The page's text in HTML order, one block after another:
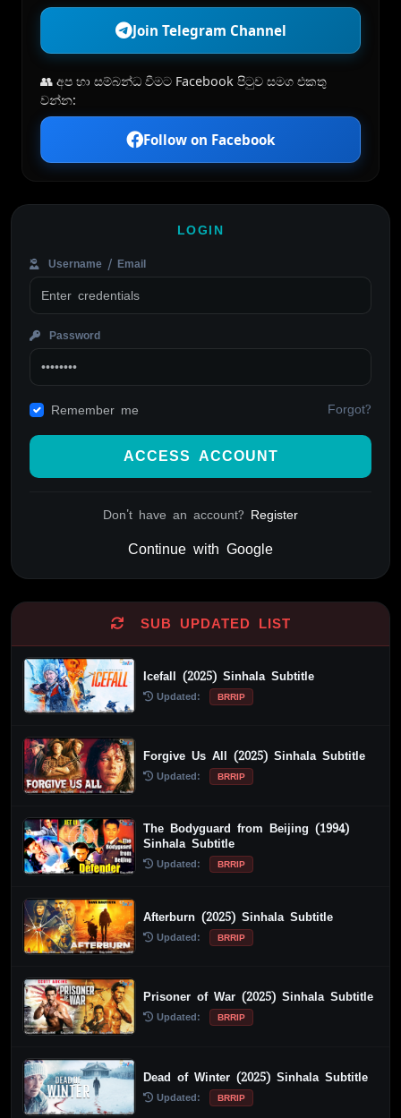
Join Telegram Channel
👥 අප හා සම්බන්ධ වීමට Facebook පිටුව සමග එකතු
වන්න:
Follow on Facebook
LOGIN
Username / Email
Password
Remember me Forgot?
ACCESS ACCOUNT
Don't have an account? Register
Continue with Google
SUB UPDATED LIST
Icefall (2025) Sinhala Subtitle
Updated: BRRIP
Forgive Us All (2025) Sinhala Subtitle
Updated: BRRIP
The Bodyguard from Beijing (1994)
Sinhala Subtitle
Updated: BRRIP
Afterburn (2025) Sinhala Subtitle
Updated: BRRIP
Prisoner of War (2025) Sinhala Subtitle
Updated: BRRIP
Dead of Winter (2025) Sinhala Subtitle
Updated: BRRIP